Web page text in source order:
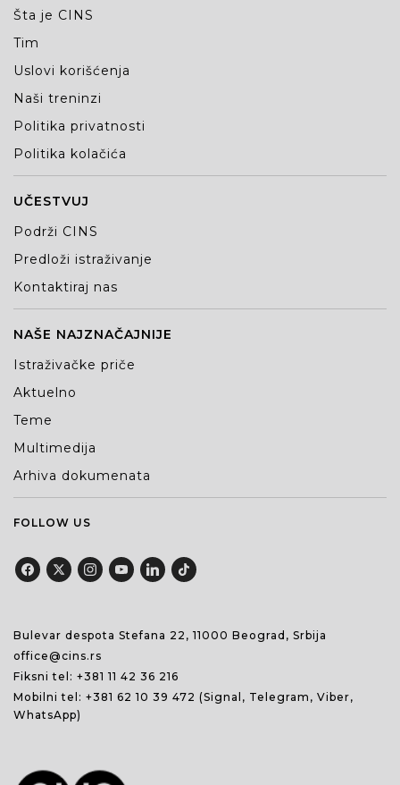
Šta je CINS
Tim
Uslovi korišćenja
Naši treninzi
Politika privatnosti
Politika kolačića
UČESTVUJ
Podrži CINS
Predloži istraživanje
Kontaktiraj nas
NAŠE NAJZNAČAJNIJE
Istraživačke priče
Aktuelno
Teme
Multimedija
Arhiva dokumenata
FOLLOW US
Bulevar despota Stefana 22, 11000 Beograd, Srbija
office@cins.rs
Fiksni tel: +381 11 42 36 216
Mobilni tel: +381 62 10 39 472 (Signal, Telegram, Viber,
WhatsApp)